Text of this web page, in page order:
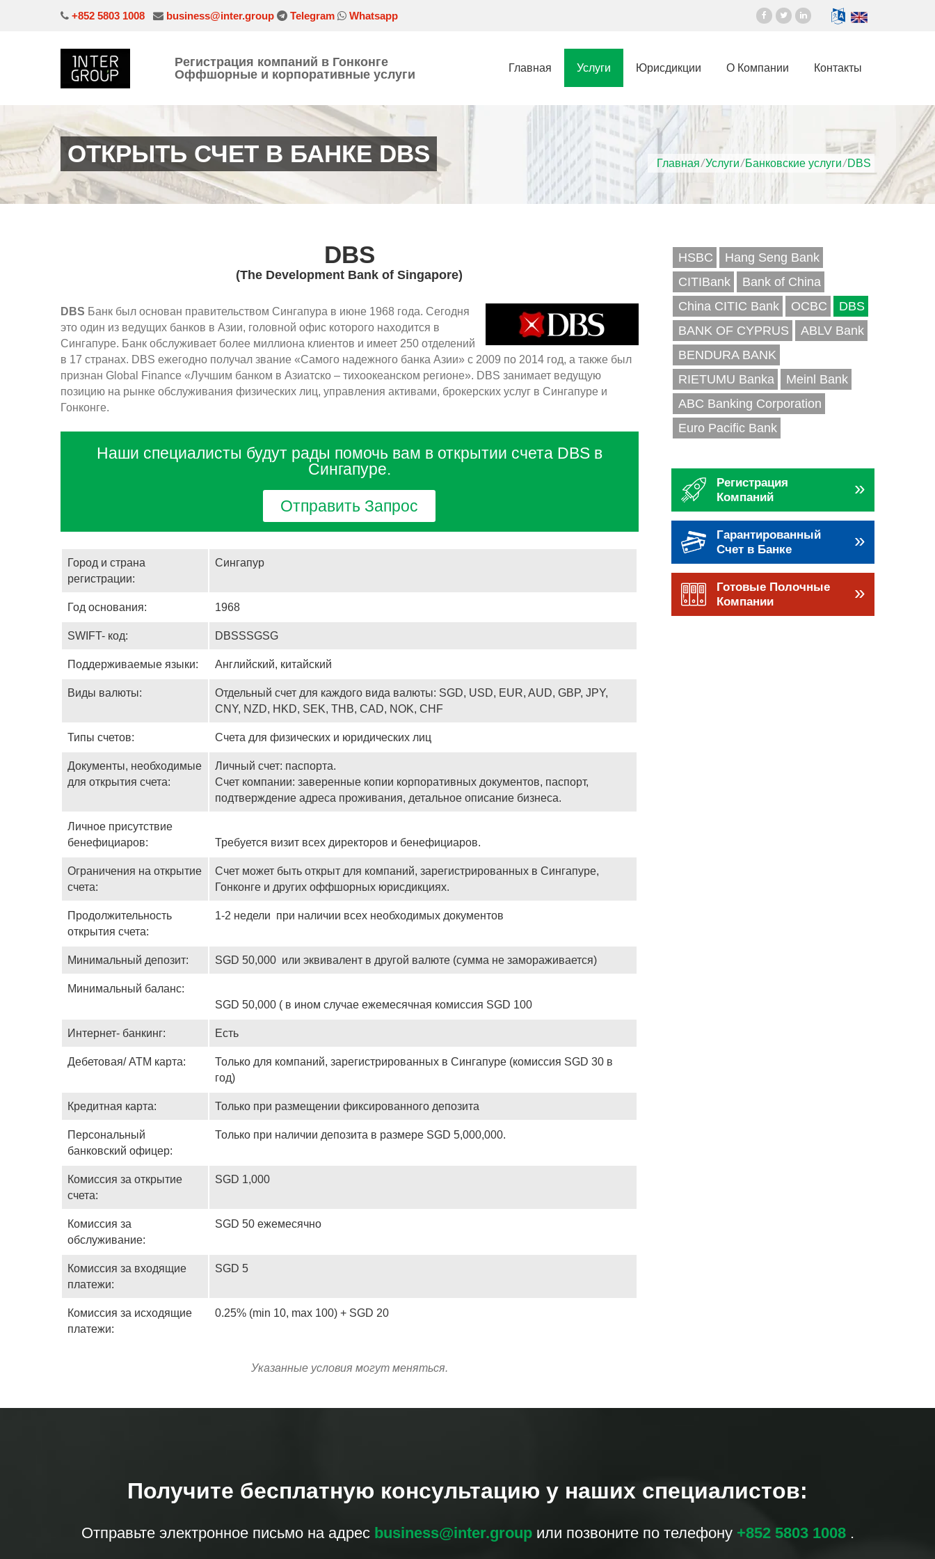
+852 5803 1008 business@inter.group Telegram Whatsapp
Регистрация компаний в Гонконге
Оффшорные и корпоративные услуги
Главная Услуги Юрисдикции О Компании Контакты
ОТКРЫТЬ СЧЕТ В БАНКЕ DBS Главная/Услуги/ Банковские услуги/ DBS
DBS
(The Development Bank of Singapore)
DBS Банк был основан правительством Сингапура в июне 1968 года. Сегодня
это один из ведущих банков в Азии, головной офис которого находится в
Сингапуре. Банк обслуживает более миллиона клиентов и имеет 250 отделений
в 17 странах. DBS ежегодно получал звание «Самого надежного банка Азии» с 2009 по 2014 год, а также был
признан Global Finance «Лучшим банком в Азиатско – тихоокеанском регионе». DBS занимает ведущую
позицию на рынке обслуживания физических лиц, управления активами, брокерских услуг в Сингапуре и
Гонконге.
Наши специалисты будут рады помочь вам в открытии счета DBS в
Сингапуре.
Отправить Запрос
Город и страна
регистрации:
Сингапур
Год основания: 1968
SWIFT- код: DBSSSGSG
Поддерживаемые языки: Английский, китайский
Виды валюты:
Отдельный счет для каждого вида валюты: SGD, USD, EUR, AUD, GBP, JPY,
CNY, NZD, HKD, SEK, THB, CAD, NOK, CHF
Типы счетов: Счета для физических и юридических лиц
Документы, необходимые
для открытия счета:
Личный счет: паспорта.
Счет компании: заверенные копии корпоративных документов, паспорт,
подтверждение адреса проживания, детальное описание бизнеса.
Личное присутствие
бенефициаров:
Требуется визит всех директоров и бенефициаров.
Ограничения на открытие
счета:
Счет может быть открыт для компаний, зарегистрированных в Сингапуре,
Гонконге и других оффшорных юрисдикциях.
Продолжительность
открытия счета:
1-2 недели при наличии всех необходимых документов
Минимальный депозит: SGD 50,000 или эквивалент в другой валюте (сумма не замораживается)
Минимальный баланс:
SGD 50,000 ( в ином случае ежемесячная комиссия SGD 100
Интернет- банкинг: Есть
Дебетовая/ ATM карта:
Только для компаний, зарегистрированных в Сингапуре (комиссия SGD 30 в
год)
Кредитная карта: Только при размещении фиксированного депозита
Персональный
банковский офицер:
Только при наличии депозита в размере SGD 5,000,000.
Комиссия за открытие
счета:
SGD 1,000
Комиссия за
обслуживание:
SGD 50 ежемесячно
Комиссия за входящие
платежи:
SGD 5
Комиссия за исходящие
платежи:
0.25% (min 10, max 100) + SGD 20
Указанные условия могут меняться.
HSBC
Hang Seng Bank
CITIBank
Bank of China
China CITIC Bank
OCBC
DBS
BANK OF CYPRUS
ABLV Bank
BENDURA BANK
RIETUMU Banka
Meinl Bank
ABC Banking Corporation
Euro Pacific Bank
»
Регистрация
Компаний
»
Гарантированный
Счет в Банке
»
Готовые Полочные
Компании
Получите бесплатную консультацию у наших специалистов:
Отправьте электронное письмо на адрес business@inter.groupили позвоните по телефону +852 5803 1008.